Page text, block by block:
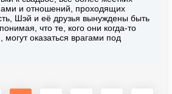
и отношений, проходящих
Шэй и её друзья вынуждены быть
что те, кого они когда-то
оказаться врагами под